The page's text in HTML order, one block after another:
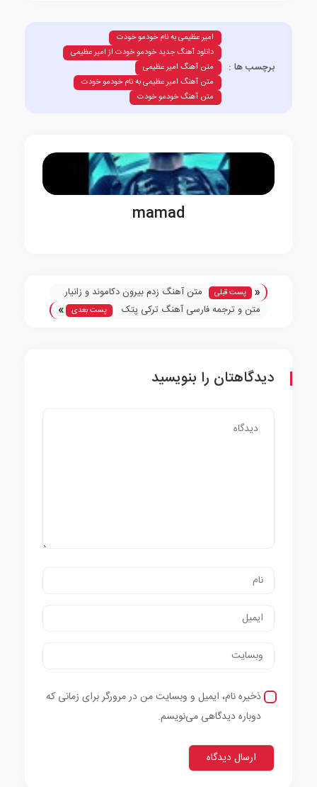
برچسب ها :
امیر عظیمی به نام خودمو خودت
دانلود آهنگ جدید خودمو خودت از امیر عظیمی
متن آهنگ امیر عظیمی
متن آهنگ امیر عظیمی به نام خودمو خودت
متن آهنگ خودمو خودت
mamad
« پست قبلی
متن آهنگ زدم بیرون دکاموند و زانیار
متن و ترجمه فارسی آهنگ ترکی پتک
پست بعدی »
دیدگاهتان را بنویسید
ذخیره نام، ایمیل و وبسایت من در مرورگر برای زمانی که
دوباره دیدگاهی می‌نویسم.